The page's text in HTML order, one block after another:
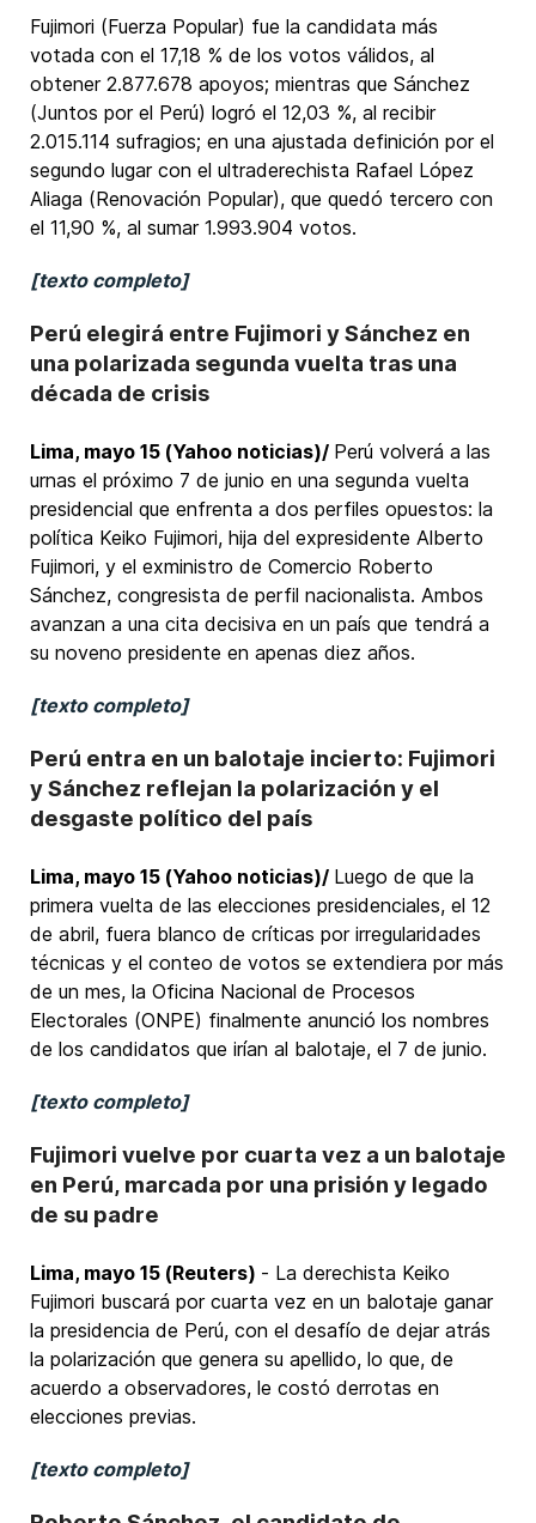
Fujimori (Fuerza Popular) fue la candidata más
votada con el 17,18 % de los votos válidos, al
obtener 2.877.678 apoyos; mientras que Sánchez
(Juntos por el Perú) logró el 12,03 %, al recibir
2.015.114 sufragios; en una ajustada definición por el
segundo lugar con el ultraderechista Rafael López
Aliaga (Renovación Popular), que quedó tercero con
el 11,90 %, al sumar 1.993.904 votos.
[texto completo]
Perú elegirá entre Fujimori y Sánchez en
una polarizada segunda vuelta tras una
década de crisis
Lima, mayo 15 (Yahoo noticias)/ Perú volverá a las
urnas el próximo 7 de junio en una segunda vuelta
presidencial que enfrenta a dos perfiles opuestos: la
política Keiko Fujimori, hija del expresidente Alberto
Fujimori, y el exministro de Comercio Roberto
Sánchez, congresista de perfil nacionalista. Ambos
avanzan a una cita decisiva en un país que tendrá a
su noveno presidente en apenas diez años.
[texto completo]
Perú entra en un balotaje incierto: Fujimori
y Sánchez reflejan la polarización y el
desgaste político del país
Lima, mayo 15 (Yahoo noticias)/ Luego de que la
primera vuelta de las elecciones presidenciales, el 12
de abril, fuera blanco de críticas por irregularidades
técnicas y el conteo de votos se extendiera por más
de un mes, la Oficina Nacional de Procesos
Electorales (ONPE) finalmente anunció los nombres
de los candidatos que irían al balotaje, el 7 de junio.
[texto completo]
Fujimori vuelve por cuarta vez a un balotaje
en Perú, marcada por una prisión y legado
de su padre
Lima, mayo 15 (Reuters) - La derechista Keiko
Fujimori buscará por cuarta vez en un balotaje ganar
la presidencia de Perú, con el desafío de dejar atrás
la polarización que genera su apellido, lo que, de
acuerdo a observadores, le costó derrotas en
elecciones previas.
[texto completo]